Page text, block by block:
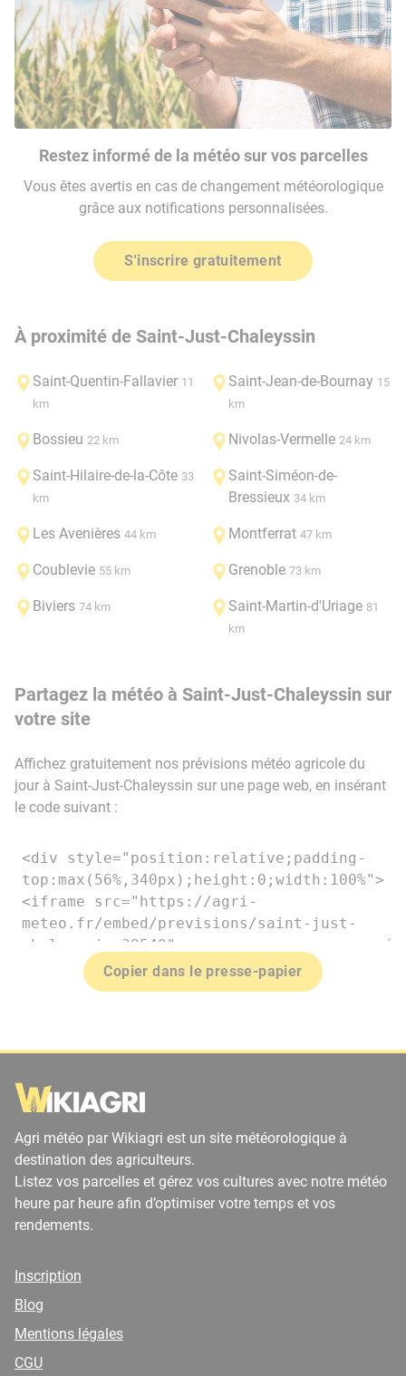
Restez informé de la météo sur vos parcelles
Vous êtes avertis en cas de changement météorologique
grâce aux notifications personnalisées.
S'inscrire gratuitement
À proximité de Saint-Just-Chaleyssin
Saint-Quentin-Fallavier 11
km
Saint-Jean-de-Bournay 15
km
Bossieu 22 km Nivolas-Vermelle 24 km
Saint-Hilaire-de-la-Côte 33
km
Saint-Siméon-de-
Bressieux 34 km
Les Avenières 44 km Montferrat 47 km
Coublevie 55 km Grenoble 73 km
Biviers 74 km Saint-Martin-d'Uriage 81
km
Partagez la météo à Saint-Just-Chaleyssin sur
votre site
Affichez gratuitement nos prévisions météo agricole du
jour à Saint-Just-Chaleyssin sur une page web, en insérant
le code suivant :
Copier dans le presse-papier
Agri météo par Wikiagri est un site météorologique à
destination des agriculteurs.
Listez vos parcelles et gérez vos cultures avec notre météo
heure par heure afin d’optimiser votre temps et vos
rendements.
Inscription
Blog
Mentions légales
CGU